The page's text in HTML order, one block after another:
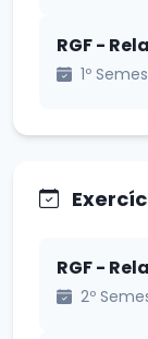
RGF -
1º
RGF -
2º